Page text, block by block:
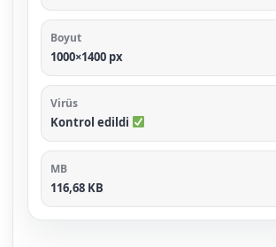
Boyut
1000×1400 px
Virüs
Kontrol edildi
MB
116,68 KB